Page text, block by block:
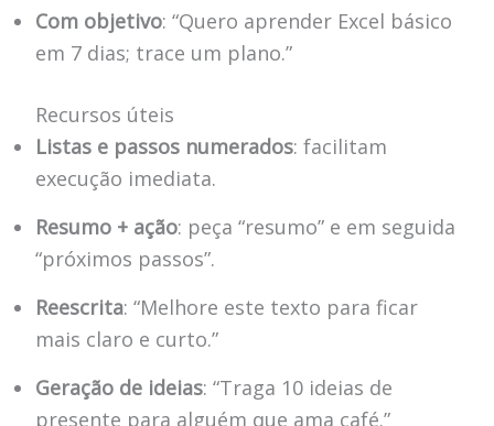
Com objetivo: “Quero aprender Excel básico
em 7 dias; trace um plano.”
Recursos úteis
Listas e passos numerados: facilitam
execução imediata.
Resumo + ação: peça “resumo” e em seguida
“próximos passos”.
Reescrita: “Melhore este texto para ficar
mais claro e curto.”
Geração de ideias: “Traga 10 ideias de
presente para alguém que ama café.”